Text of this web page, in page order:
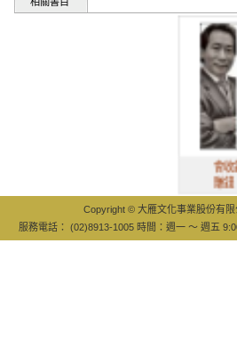
會收錢，才能
賺錢！：最快
Copyright © 大雁文化事業股份有
服務電話： (02)8913-1005 時間：週一 ～ 週五